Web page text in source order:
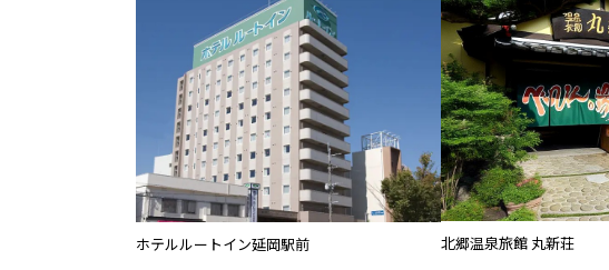
ホテルルートイン延岡駅前 北郷温泉旅館 丸新荘